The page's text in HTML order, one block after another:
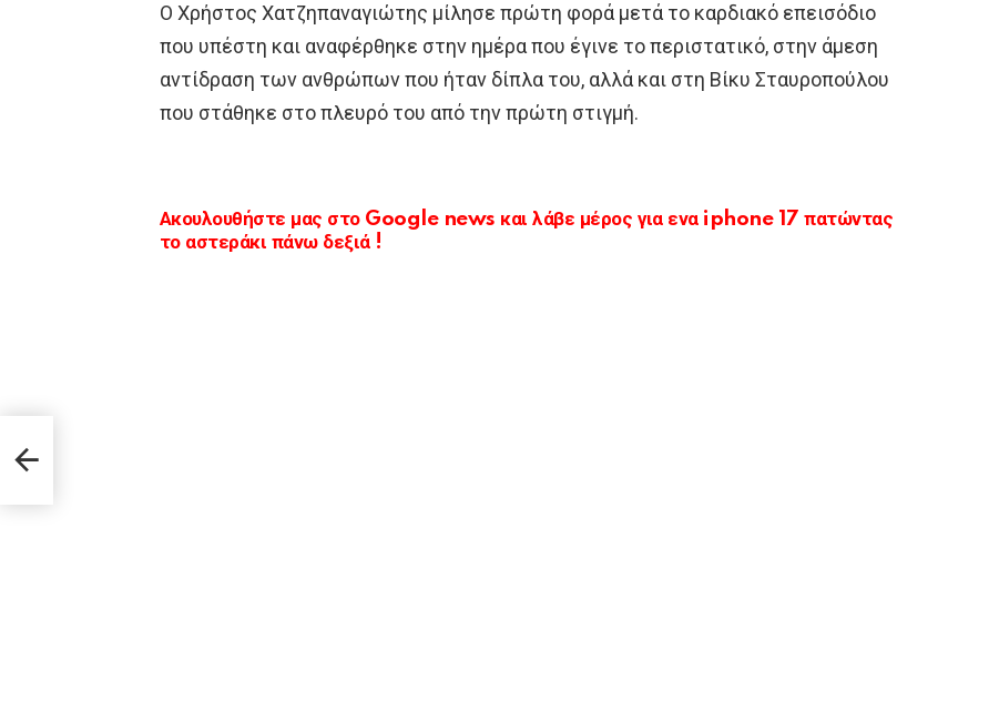
Ο Χρήστος Χατζηπαναγιώτης μίλησε πρώτη φορά μετά το καρδιακό επεισόδιο
που υπέστη και αναφέρθηκε στην ημέρα που έγινε το περιστατικό, στην άμεση
αντίδραση των ανθρώπων που ήταν δίπλα του, αλλά και στη Βίκυ Σταυροπούλου
που στάθηκε στο πλευρό του από την πρώτη στιγμή.
Ακουλουθήστε μας στο Google news και λάβε μέρος για ενα iphone 17 πατώντας
το αστεράκι πάνω δεξιά !